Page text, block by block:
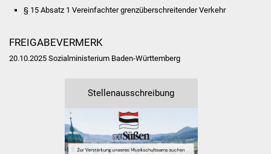
Wohnimmobilien +
Baugrundstücke
§ 15 Absatz 1 Vereinfachter grenzüberschreitender Verkehr
FREIGABEVERMERK
20.10.2025 Sozialministerium Baden-Württemberg
Stellenausschreibung